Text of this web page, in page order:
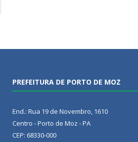
PREFEITURA DE PORTO DE MOZ
End.: Rua 19 de Novembro, 1610
Centro - Porto de Moz - PA
CEP: 68330-000